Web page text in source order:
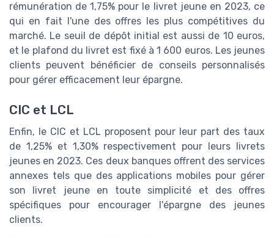
rémunération de 1,75% pour le livret jeune en 2023, ce
qui en fait l'une des offres les plus compétitives du
marché. Le seuil de dépôt initial est aussi de 10 euros,
et le plafond du livret est fixé à 1 600 euros. Les jeunes
clients peuvent bénéficier de conseils personnalisés
pour gérer efficacement leur épargne.
CIC et LCL
Enfin, le CIC et LCL proposent pour leur part des taux
de 1,25% et 1,30% respectivement pour leurs livrets
jeunes en 2023. Ces deux banques offrent des services
annexes tels que des applications mobiles pour gérer
son livret jeune en toute simplicité et des offres
spécifiques pour encourager l'épargne des jeunes
clients.